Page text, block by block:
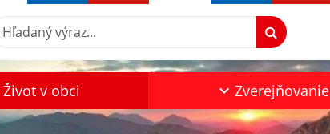
výraz...
Život v obci Zverejňovanie